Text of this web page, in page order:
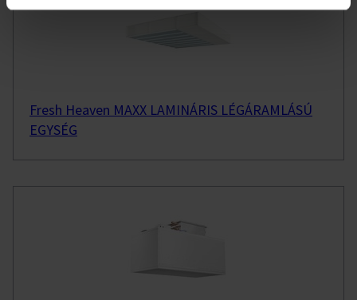
Fresh Heaven MAXX LAMINÁRIS LÉGÁRAMLÁSÚ
EGYSÉG